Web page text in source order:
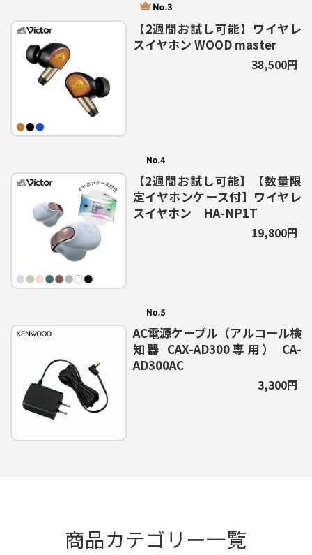
【2週間お試し可能】ワイヤレ
スイヤホン WOOD master
38,500円
【2週間お試し可能】【数量限
定イヤホンケース付】ワイヤレ
スイヤホン HA-NP1T
19,800円
AC電源ケーブル（アルコール検
知器 CAX-AD300専用） CA-
AD300AC
3,300円
商品カテゴリー一覧